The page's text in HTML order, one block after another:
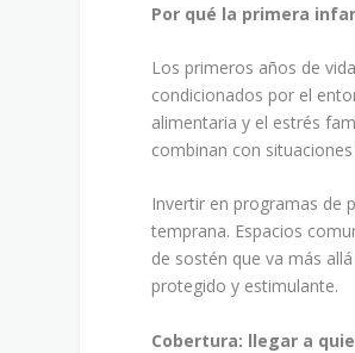
Por qué la primera
Los primeros años de
condicionados por el
alimentaria y el estrés
combinan con
Invertir en programas de
temprana. Espacios
de sostén que va más
protegido y estimulante.
Cobertura: llegar a